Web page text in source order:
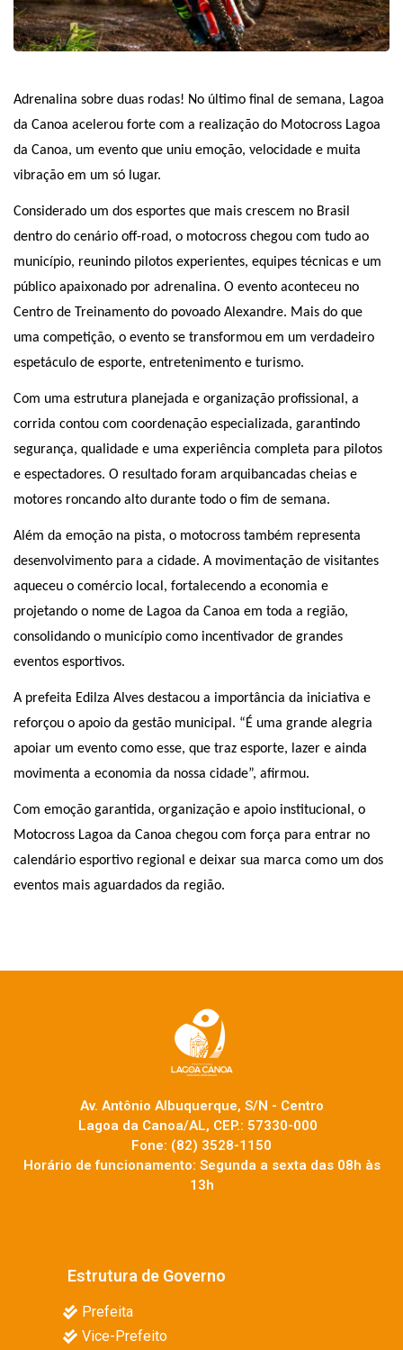
Adrenalina sobre duas rodas! No último final de semana, Lagoa
da Canoa acelerou forte com a realização do Motocross Lagoa
da Canoa, um evento que uniu emoção, velocidade e muita
vibração em um só lugar.
Considerado um dos esportes que mais crescem no Brasil
dentro do cenário off-road, o motocross chegou com tudo ao
município, reunindo pilotos experientes, equipes técnicas e um
público apaixonado por adrenalina. O evento aconteceu no
Centro de Treinamento do povoado Alexandre. Mais do que
uma competição, o evento se transformou em um verdadeiro
espetáculo de esporte, entretenimento e turismo.
Com uma estrutura planejada e organização profissional, a
corrida contou com coordenação especializada, garantindo
segurança, qualidade e uma experiência completa para pilotos
e espectadores. O resultado foram arquibancadas cheias e
motores roncando alto durante todo o fim de semana.
Além da emoção na pista, o motocross também representa
desenvolvimento para a cidade. A movimentação de visitantes
aqueceu o comércio local, fortalecendo a economia e
projetando o nome de Lagoa da Canoa em toda a região,
consolidando o município como incentivador de grandes
eventos esportivos.
A prefeita Edilza Alves destacou a importância da iniciativa e
reforçou o apoio da gestão municipal. “É uma grande alegria
apoiar um evento como esse, que traz esporte, lazer e ainda
movimenta a economia da nossa cidade”, afirmou.
Com emoção garantida, organização e apoio institucional, o
Motocross Lagoa da Canoa chegou com força para entrar no
calendário esportivo regional e deixar sua marca como um dos
eventos mais aguardados da região.
Av. Antônio Albuquerque, S/N - Centro
Lagoa da Canoa/AL, CEP.: 57330-000
Fone: (82) 3528-1150
Horário de funcionamento: Segunda a sexta das 08h às
13h
Estrutura de Governo
Prefeita
Vice-Prefeito